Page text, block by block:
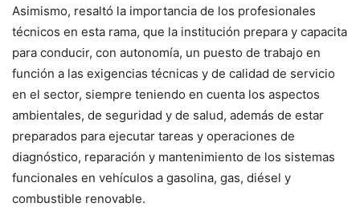
Asimismo, resaltó la importancia de los profesionales
técnicos en esta rama, que la institución prepara y capacita
para conducir, con autonomía, un puesto de trabajo en
función a las exigencias técnicas y de calidad de servicio
en el sector, siempre teniendo en cuenta los aspectos
ambientales, de seguridad y de salud, además de estar
preparados para ejecutar tareas y operaciones de
diagnóstico, reparación y mantenimiento de los sistemas
funcionales en vehículos a gasolina, gas, diésel y
combustible renovable.